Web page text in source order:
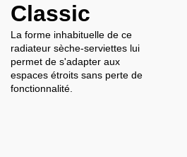
Classic
La forme inhabituelle de ce
radiateur sèche-serviettes lui
permet de s'adapter aux
espaces étroits sans perte de
fonctionnalité.